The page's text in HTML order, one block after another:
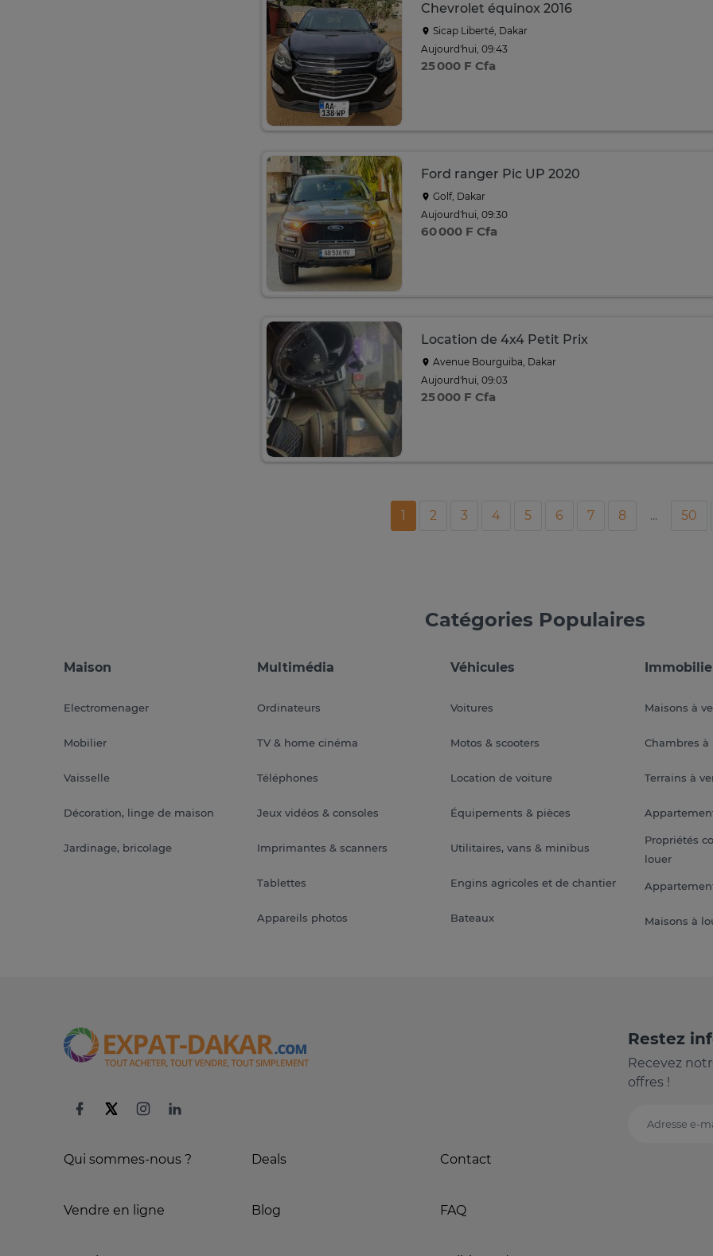
Chevrolet équinox 2016
Sicap Liberté, Dakar
Aujourd'hui, 09:43
25 000 F Cfa
Ford ranger Pic UP 2020
Golf, Dakar
Aujourd'hui, 09:30
60 000 F Cfa
Location de 4x4 Petit Prix
Avenue Bourguiba, Dakar
Aujourd'hui, 09:03
25 000 F Cfa
1 2 3 4 5 6 7 8 ... 50
Catégories Populaires
Maison
Electromenager
Mobilier
Vaisselle
Décoration, linge de maison
Jardinage, bricolage
Multimédia
Ordinateurs
TV & home cinéma
Téléphones
Jeux vidéos & consoles
Imprimantes & scanners
Tablettes
Appareils photos
Véhicules
Voitures
Motos & scooters
Location de voiture
Équipements & pièces
Utilitaires, vans & minibus
Engins agricoles et de chantier
Bateaux
Maisons à
Chambres à
Terrains à
Propriétés
louer
Maisons à
Qui sommes-nous ?
Vendre en ligne
Deals
Blog
Contact
FAQ
Restez
Recevez
offres !
Adresse e-